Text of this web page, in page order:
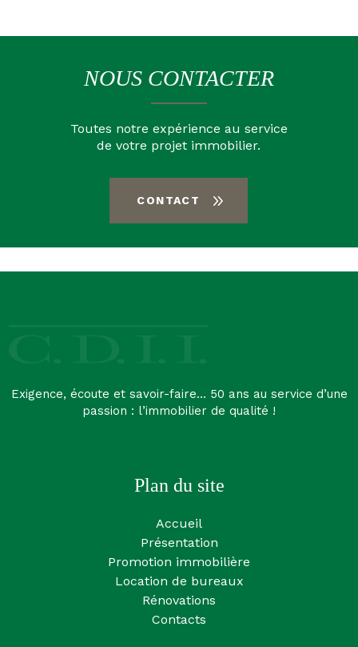
NOUS CONTACTER
Toutes notre expérience au service
de votre projet immobilier.
CONTACT
Exigence, écoute et savoir-faire… 50 ans au service d’une
passion : l’immobilier de qualité !
Plan du site
Accueil
Présentation
Promotion immobilière
Location de bureaux
Rénovations
Contacts